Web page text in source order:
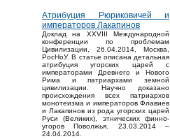
Атрибуция Рюриковичей и
императоров Лакапинов
Доклад на XXVIII Международной
конференции по проблемам
Цивилизации, 26.04.2014, Москва,
РосНоУ. В статье описана детальная
атрибуция угорских царей с
императорами Древнего и Нового
Рима и патриархами земной
цивилизации. Научно доказано
происхождения всех патриархов
монотеизма и императоров Флавиев
и Лакапинов из рода угорских царей
Руси (Великих), этнических финно-
угоров Поволжья. 23.03.2014 –
24.04.2014.